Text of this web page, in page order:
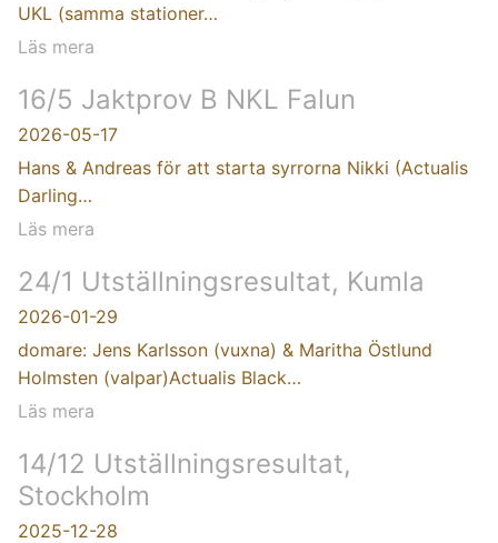
UKL (samma stationer…
Läs mera
16/5 Jaktprov B NKL Falun
2026-05-17
Hans & Andreas för att starta syrrorna Nikki (Actualis
Darling…
Läs mera
24/1 Utställningsresultat, Kumla
2026-01-29
domare: Jens Karlsson (vuxna) & Maritha Östlund
Holmsten (valpar)Actualis Black…
Läs mera
14/12 Utställningsresultat,
Stockholm
2025-12-28